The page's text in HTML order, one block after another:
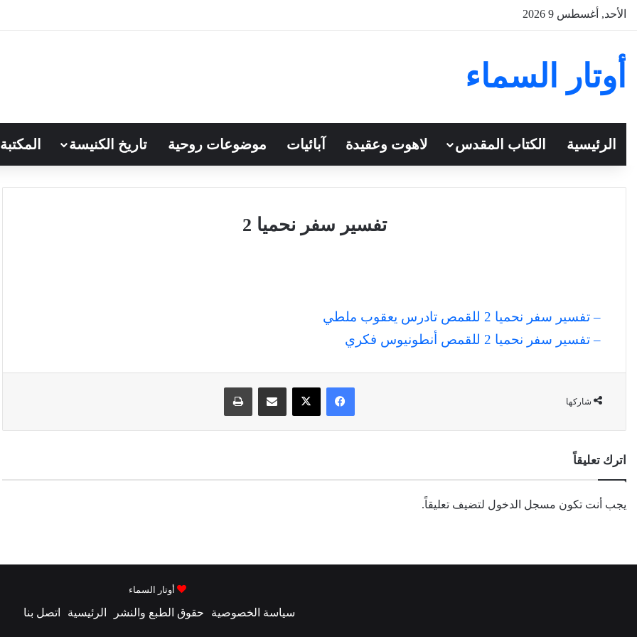
الأحد, أغسطس 9 2026
أوتار السماء
الرئيسية الكتاب المقدس لاهوت وعقيدة آبائيات موضوعات روحية تاريخ الكنيسة المكتبة
تفسير سفر نحميا 2
– تفسير سفر نحميا 2 للقمص تادرس يعقوب ملطي
– تفسير سفر نحميا 2 للقمص أنطونيوس فكري
شاركها
فيسبوك‫X مشاركة عبر البريد طباعة
اترك تعليقاً
يجب أنت تكون مسجل الدخول لتضيف تعليقاً.
أوتار السماء
سياسة الخصوصية حقوق الطبع والنشر الرئيسية اتصل بنا